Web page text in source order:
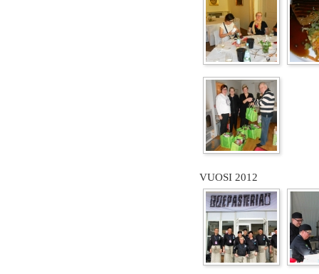
VUOSI 2012